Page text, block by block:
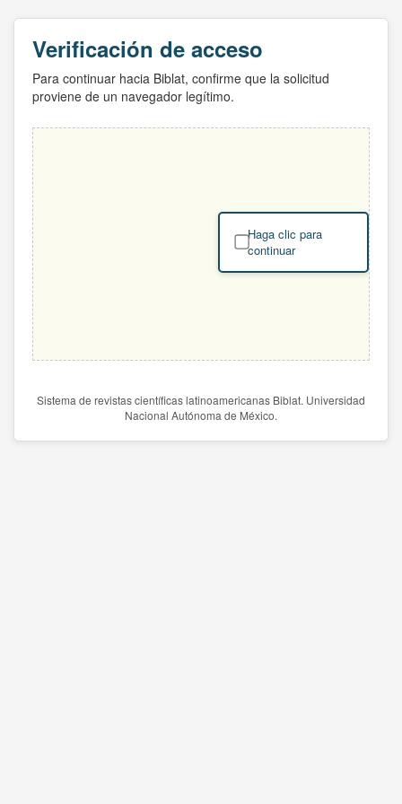
Verificación de acceso
Para continuar hacia Biblat, confirme que la solicitud
proviene de un navegador legítimo.
Haga clic para
continuar
Sistema de revistas científicas latinoamericanas Biblat. Universidad
Nacional Autónoma de México.